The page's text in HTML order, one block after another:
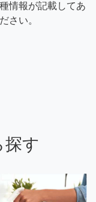
情報が記載してあ
さい。
探す